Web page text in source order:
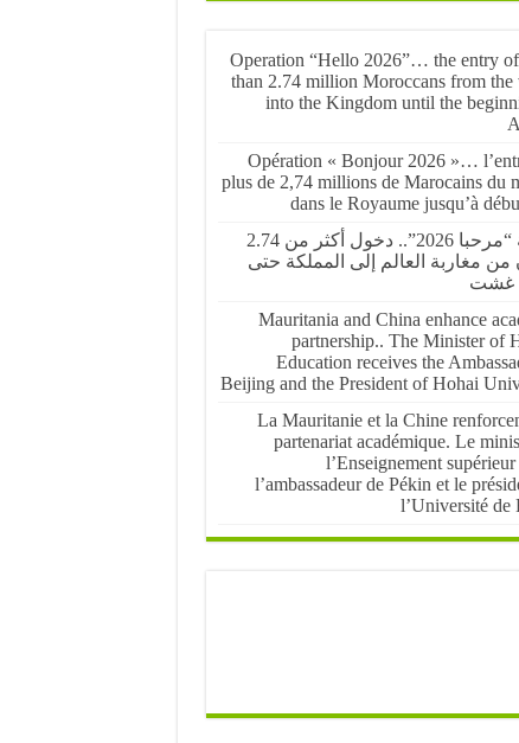
Operation “Hello 2026”… the entry
than 2.74 million Moroccans from the
into the Kingdom until the
Opération « Bonjour 2026 »…
plus de 2,74 millions de Marocains du
dans le Royaume jusqu’à
عملية “مرحبا 2026”.. دخول أكثر من 2.74
من مغاربة العالم إلى المملكة حتى
غشت
Mauritania and China enhance
partnership.. The Minister of
Education receives the
Beijing and the President of Hohai
La Mauritanie et la Chine
partenariat académique. Le
l’Enseignement
l’ambassadeur de Pékin et le
l’Université de